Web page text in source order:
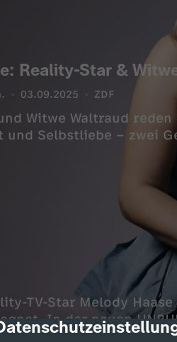
description
Reality-Star &
03.09.2025 ZDF
Witwe Waltraud
Selbstliebe – zwei
TV-Star Melody
In der neuen
uns verbindet: Liebe.